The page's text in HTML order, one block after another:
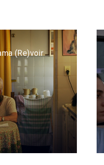
(Re)voir